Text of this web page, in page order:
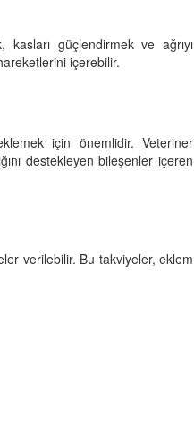
güçlendirmek ve ağrıyı
içerebilir.
için önemlidir. Veteriner
destekleyen bileşenler içeren
verilebilir. Bu takviyeler, eklem